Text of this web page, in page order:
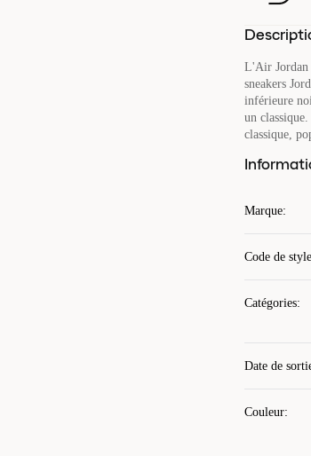
L'Air Jordan
sneakers
inférieure
un
classique,
Marque:
Code de style
Catégories:
Date de
Couleur: